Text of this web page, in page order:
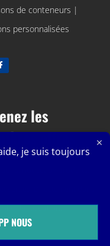
de conteneurs |
personnalisées
les
offres
de réception.
je suis toujours
NOUS